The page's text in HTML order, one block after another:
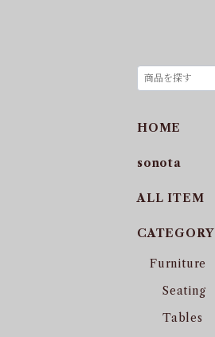
HOME
sonota
ALL ITEM
CATEGORY
Furniture
Seating
Tables